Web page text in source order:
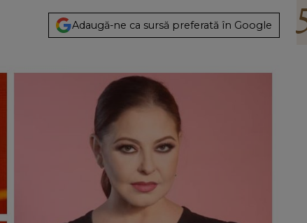
Adaugă-ne ca sursă preferată în Google